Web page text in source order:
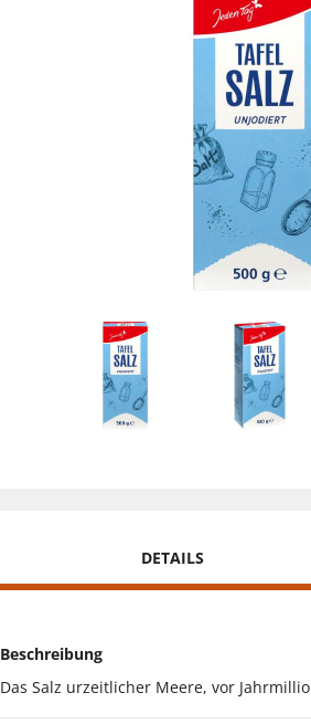
DETAILS
Beschreibung
Das Salz urzeitlicher Meere, vor